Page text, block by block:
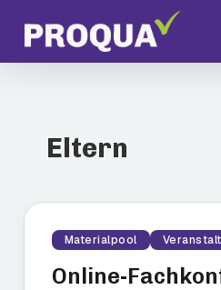
main
Eltern
Materialpool
Online-